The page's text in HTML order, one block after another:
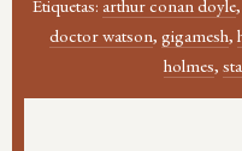
Etiquetas: arthur conan doyle,
doctor watson, gigamesh,
holmes,